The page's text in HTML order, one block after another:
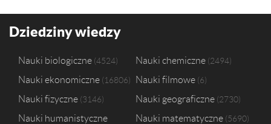
Dziedziny wiedzy
Nauki biologiczne 4524 Nauki chemiczne 2494
Nauki ekonomiczne 16806 Nauki filmowe 6
Nauki fizyczne 3146 Nauki geograficzne 2730
Nauki humanistyczne Nauki matematyczne 5690